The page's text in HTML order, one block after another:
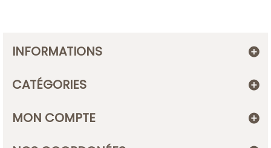
INFORMATIONS
CATÉGORIES
MON COMPTE